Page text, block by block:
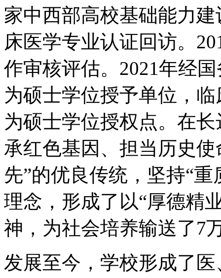
家中西部高校基础能力
床医学专业认证回访。
作审核评估。2021年经
为硕士学位授予单位，
为硕士学位授权点。在
承红色基因、担当历史
先”的优良传统，坚持“
理念，形成了以“厚德精
神，为社会培养输送了7
发展至今，学校形成了